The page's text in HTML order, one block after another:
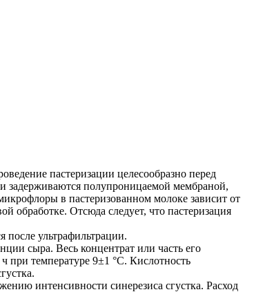
пастеризации целесообразно перед
задерживаются полупроницаемой мембраной,
в пастеризованном молоке зависит от
обработке. Отсюда следует, что пастеризация
после ультрафильтрации.
сыра. Весь концентрат или часть его
при температуре 9±1 °С. Кислотность
интенсивности синерезиса сгустка. Расход